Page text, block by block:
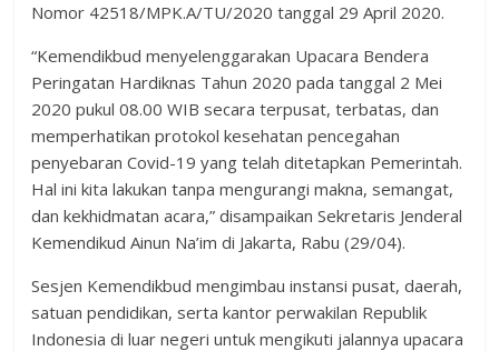
Nomor 42518/MPK.A/TU/2020 tanggal 29 April 2020.
“Kemendikbud menyelenggarakan Upacara Bendera
Peringatan Hardiknas Tahun 2020 pada tanggal 2 Mei
2020 pukul 08.00 WIB secara terpusat, terbatas, dan
memperhatikan protokol kesehatan pencegahan
penyebaran Covid-19 yang telah ditetapkan Pemerintah.
Hal ini kita lakukan tanpa mengurangi makna, semangat,
dan kekhidmatan acara,” disampaikan Sekretaris Jenderal
Kemendikud Ainun Na’im di Jakarta, Rabu (29/04).
Sesjen Kemendikbud mengimbau instansi pusat, daerah,
satuan pendidikan, serta kantor perwakilan Republik
Indonesia di luar negeri untuk mengikuti jalannya upacara